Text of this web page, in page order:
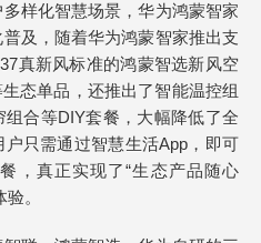
样化智慧场景，华为鸿蒙智家
及，随着华为鸿蒙智家推出支
真新风标准的鸿蒙智选新风空
态单品，还推出了智能温控组
合等DIY套餐，大幅降低了全
只需通过智慧生活App，即可
，真正实现了“生态产品随心
。